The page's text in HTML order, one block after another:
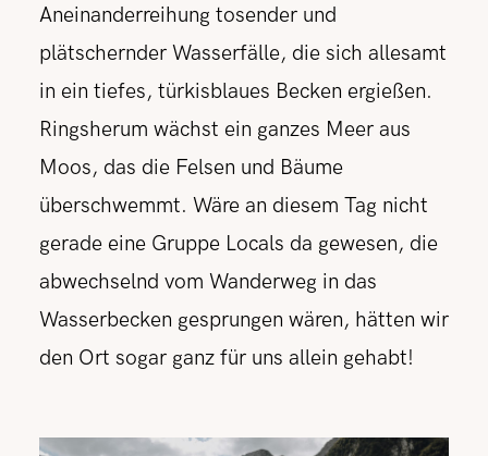
Aneinanderreihung tosender und
plätschernder Wasserfälle, die sich allesamt
in ein tiefes, türkisblaues Becken ergießen.
Ringsherum wächst ein ganzes Meer aus
Moos, das die Felsen und Bäume
überschwemmt. Wäre an diesem Tag nicht
gerade eine Gruppe Locals da gewesen, die
abwechselnd vom Wanderweg in das
Wasserbecken gesprungen wären, hätten wir
den Ort sogar ganz für uns allein gehabt!